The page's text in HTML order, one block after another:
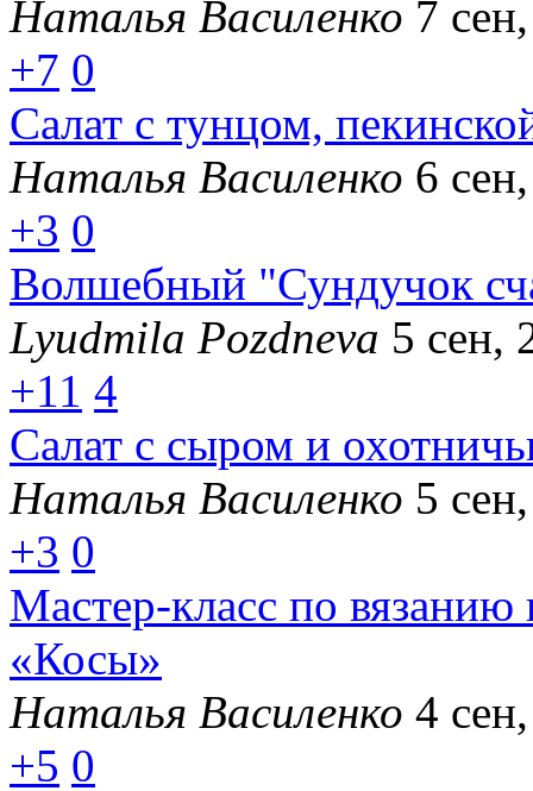
Наталья Василенко 7
+7 0
Салат с тунцом,
Наталья Василенко 6
+3 0
Волшебный "Сундучок
Lyudmila Pozdneva 5 сен,
+11 4
Салат с сыром и
Наталья Василенко 5
+3 0
Мастер-класс по
«Косы»
Наталья Василенко 4
+5 0